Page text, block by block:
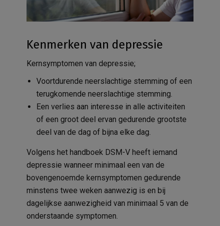
Kenmerken van depressie
Kernsymptomen van depressie;
Voortdurende neerslachtige stemming of een
terugkomende neerslachtige stemming.
Een verlies aan interesse in alle activiteiten
of een groot deel ervan gedurende grootste
deel van de dag of bijna elke dag.
Volgens het handboek DSM-V heeft iemand
depressie wanneer minimaal een van de
bovengenoemde kernsymptomen gedurende
minstens twee weken aanwezig is en bij
dagelijkse aanwezigheid van minimaal 5 van de
onderstaande symptomen.